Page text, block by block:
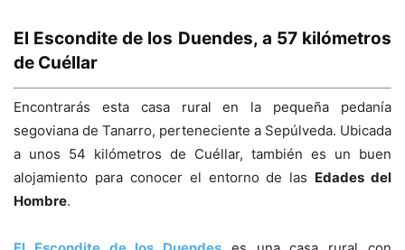
El Escondite de los Duendes, a 57 kilómetros
de Cuéllar
Encontrarás esta casa rural en la pequeña pedanía
segoviana de Tanarro, perteneciente a Sepúlveda. Ubicada
a unos 54 kilómetros de Cuéllar, también es un buen
alojamiento para conocer el entorno de las Edades del
Hombre.